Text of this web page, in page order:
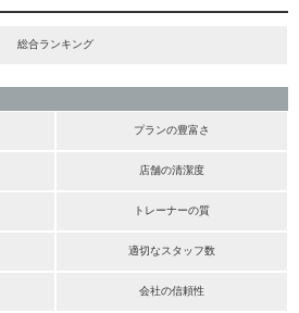
総合ランキング
プランの豊富さ
店舗の清潔度
トレーナーの質
適切なスタッフ数
会社の信頼性